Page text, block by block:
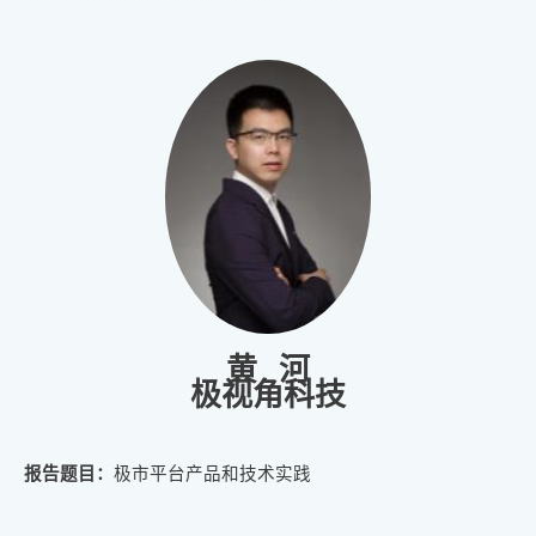
黄 河
极视角科技
报告题目： 极市平台产品和技术实践